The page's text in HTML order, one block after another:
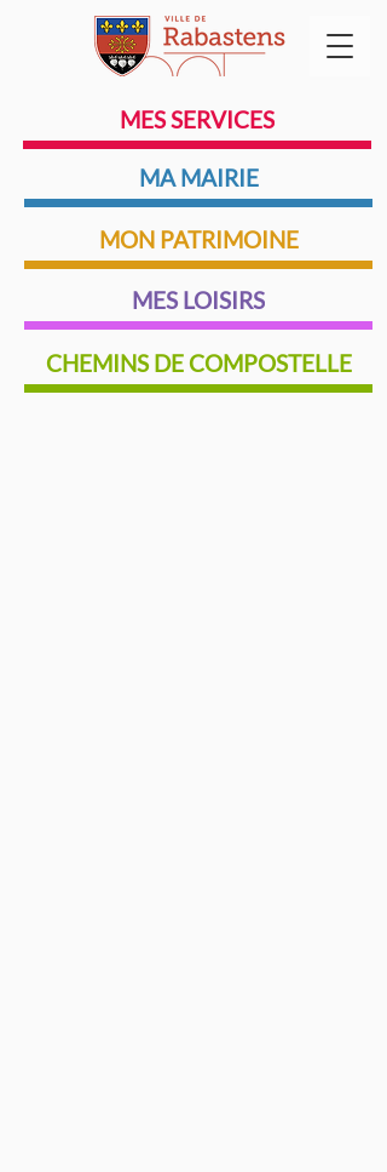
MES SERVICES
MA MAIRIE
MON PATRIMOINE
MES LOISIRS
CHEMINS DE COMPOSTELLE